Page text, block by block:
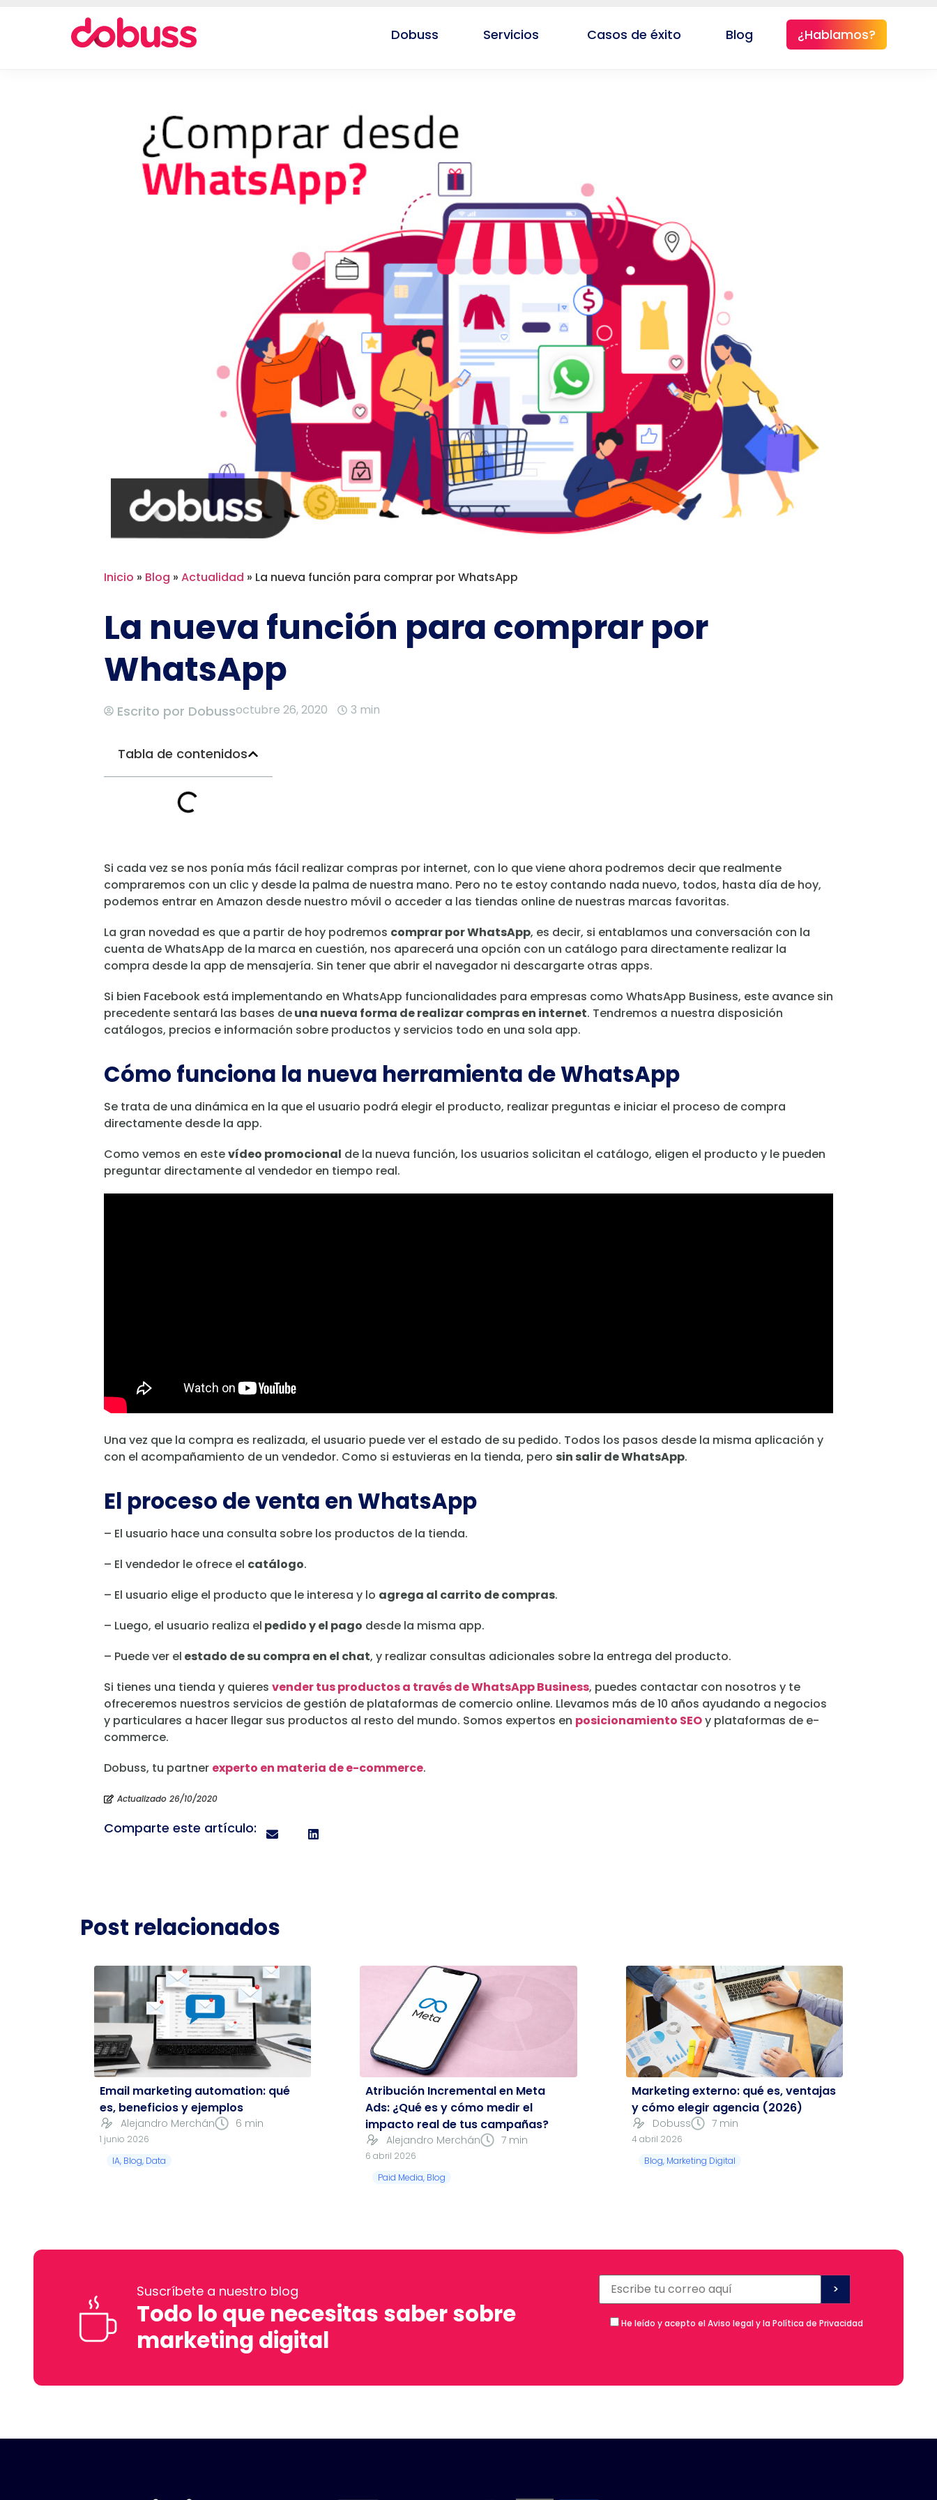
Dobuss Servicios Casos de éxito Blog ¿Hablamos?
Inicio » Blog » Actualidad » La nueva función para comprar por WhatsApp
La nueva función para comprar por
WhatsApp
Escrito por Dobussoctubre 26, 2020 3 min
Tabla de contenidos
Si cada vez se nos ponía más fácil realizar compras por internet, con lo que viene ahora podremos decir que realmente
compraremos con un clic y desde la palma de nuestra mano. Pero no te estoy contando nada nuevo, todos, hasta día de hoy,
podemos entrar en Amazon desde nuestro móvil o acceder a las tiendas online de nuestras marcas favoritas.
La gran novedad es que a partir de hoy podremos comprar por WhatsApp, es decir, si entablamos una conversación con la
cuenta de WhatsApp de la marca en cuestión, nos aparecerá una opción con un catálogo para directamente realizar la
compra desde la app de mensajería. Sin tener que abrir el navegador ni descargarte otras apps.
Si bien Facebook está implementando en WhatsApp funcionalidades para empresas como WhatsApp Business, este avance sin
precedente sentará las bases deuna nueva forma de realizar compras en internet. Tendremos a nuestra disposición
catálogos, precios e información sobre productos y servicios todo en una sola app.
Cómo funciona la nueva herramienta de WhatsApp
Se trata de una dinámica en la que el usuario podrá elegir el producto, realizar preguntas e iniciar el proceso de compra
directamente desde la app.
Como vemos en estevídeo promocional de la nueva función, los usuarios solicitan el catálogo, eligen el producto y le pueden
preguntar directamente al vendedor en tiempo real.
Una vez que la compra es realizada, el usuario puede ver el estado de su pedido. Todos los pasos desde la misma aplicación y
con el acompañamiento de un vendedor. Como si estuvieras en la tienda, pero sin salir de WhatsApp.
El proceso de venta en WhatsApp
– El usuario hace una consulta sobre los productos de la tienda.
– El vendedor le ofrece el catálogo.
– El usuario elige el producto que le interesa y lo agrega al carrito de compras.
– Luego, el usuario realiza el pedido y el pago desde la misma app.
– Puede ver el estado de su compra en el chat, y realizar consultas adicionales sobre la entrega del producto.
Si tienes una tienda y quieres vender tus productos a través de WhatsApp Business, puedes contactar con nosotros y te
ofreceremos nuestros servicios de gestión de plataformas de comercio online. Llevamos más de 10 años ayudando a negocios
y particulares a hacer llegar sus productos al resto del mundo. Somos expertos en posicionamiento SEOy plataformas de e-
commerce.
Dobuss, tu partner experto en materia de e-commerce.
Actualizado 26/10/2020
Comparte este artículo:
Post relacionados
Email marketing automation: qué
es, beneficios y ejemplos
Alejandro Merchán 6 min
1 junio 2026
IA, Blog, Data
Atribución Incremental en Meta
Ads: ¿Qué es y cómo medir el
impacto real de tus campañas?
Alejandro Merchán 7 min
6 abril 2026
Paid Media, Blog
Marketing externo: qué es, ventajas
y cómo elegir agencia (2026)
Dobuss 7 min
4 abril 2026
Blog, Marketing Digital
Suscríbete a nuestro blog
Todo lo que necesitas saber sobre
marketing digital
He leído y acepto el Aviso legal y la Política de Privacidad